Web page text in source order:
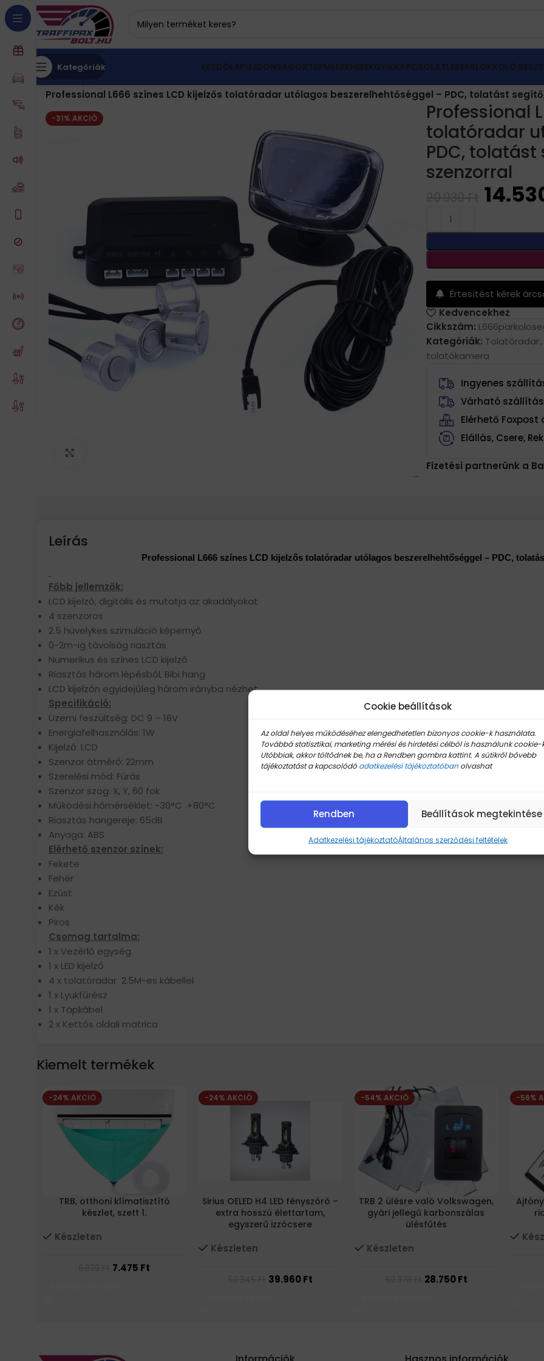
Cookie beállítások
Az oldal helyes működéséhez elengedhetetlen bizonyos cookie-k használata.
Továbbá statisztikai, marketing mérési és hirdetési célból is használunk cookie-
Utóbbiak, akkor töltődnek be, ha a Rendben gombra kattint. A sütikről bővebb
tájékoztatást a kapcsolódó adatkezelési tájékoztatóban olvashat
Rendben Beállítások megtekintése
Adatkezelési tájékoztatóÁltalános szerződési feltételek
Kategóriák KEZDŐLAPÚJDONSÁGOKTERMÉKEKHÍREKGYIKKAPCSOLATLÉZERBLOKKOLÓ
Kezdőlap
Professional L666 színes LCD kijelzős tolatóradar utólagos beszerelhehtőséggel – PDC, tolatást
-31% AKCIÓ
Professional
tolatóradar
PDC, tolatást
szenzorral
Értesítést kérek
Kedvencekhez
Cikkszám:
Kategóriák: Tolatóradar,
tolatókamera
Ingyenes
Várható
Elérhető
Elállás, Csere,
Fizetési partnerünk a
Leírás
Professional L666 színes LCD kijelzős tolatóradar utólagos beszerelhehtőséggel – PDC,
Főbb jellemzők:
LCD kijelző, digitális és mutatja az akadályokat
4 szenzoros
2.5 hüvelykes szimuláció képernyő
0-2m-ig távolság riasztás
Numerikus és színes LCD kijelző
Riasztás három lépésből, Bibi hang
LCD kijelzőn egyidejűleg három irányba nézhet
Specifikáció:
Üzemi feszültség: DC 9 – 16V
Energiafelhasználás: 1W
Kijelző: LCD
Szenzor átmérő: 22mm
Szerelési mód: Fúrás
Szenzor szög: X, Y, 60 fok
Működési hőmérséklet: -30°C +80°C
Riasztás hangereje: 65dB
Anyaga: ABS
Elérhető szenzor színek:
Fekete
Fehér
Ezüst
Kék
Piros
Csomag tartalma:
1 x Vezérlő egység
1 x LED kijelző
4 x tolatóradar 2.5M-es kábellel
1 x Lyukfűrész
1 x Tápkábel
2 x Kettős oldali matrica
Kiemelt termékek
-24% AKCIÓ
TRB, otthoni klímatisztító
készlet, szett 1.
Készleten
7.475 Ft
-24% AKCIÓ
Sirius OELED H4 LED fényszóró –
extra hosszú élettartam,
egyszerű izzócsere
Készleten
39.960Ft
-54% AKCIÓ
TRB 2 ülésre való Volkswagen,
gyári jellegű karbonszálas
ülésfűtés
Készleten
28.750Ft
-56%